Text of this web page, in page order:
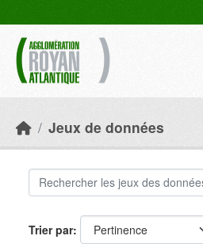
Jeux de données
Trier par